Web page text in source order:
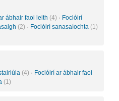
ábhair faoi leith (4) · Foclóirí
(2) · Foclóirí sanasaíochta (1)
(4) · Foclóirí ar ábhair faoi
(1)